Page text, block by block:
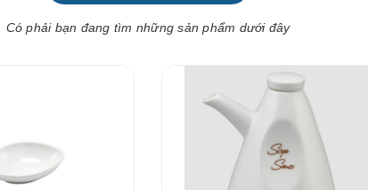
Có phải bạn đang tìm những sản phẩm dưới đây